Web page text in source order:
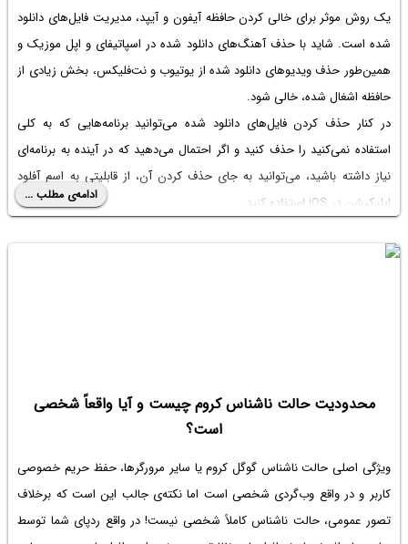
یک روش موثر برای خالی کردن حافظه آیفون و آیپد، مدیریت فایل‌های دانلود
شده است. شاید با حذف آهنگ‌های دانلود شده در اسپاتیفای و اپل موزیک و
همین‌طور حذف ویدیوهای دانلود شده از یوتیوب و نت‌فلیکس، بخش زیادی از
حافظه اشغال شده، خالی شود.
در کنار حذف کردن فایل‌های دانلود شده می‌توانید برنامه‌هایی که به کلی
استفاده نمی‌کنید را حذف کنید و اگر احتمال می‌دهید که در آینده به برنامه‌ای
نیاز داشته باشید، می‌توانید به جای حذف کردن آن، از قابلیتی به اسم آفلود
اپلیکیشن در iOS استفاده کنید.
در آیفون و آیپد می‌پردازیم. با اینتوتک همراه باشید.
ادامه‌ی مطلب ...
محدودیت حالت ناشناس کروم چیست و آیا واقعاً شخصی
است؟
ویژگی اصلی حالت ناشناس گوگل کروم یا سایر مرورگرها، حفظ حریم خصوصی
کاربر و در واقع وب‌گردی شخصی است اما نکته‌ی جالب این است که برخلاف
تصور عمومی، حالت ناشناس کاملاً شخصی نیست! در واقع ردپای شما توسط